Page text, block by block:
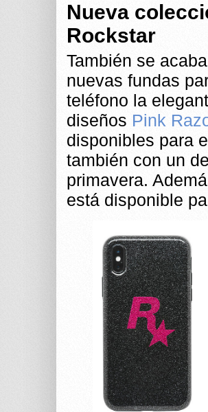
Nueva
Rockstar
También se
nuevas fundas
teléfono la
diseños Pink
disponibles para
también con un
primavera.
está disponible